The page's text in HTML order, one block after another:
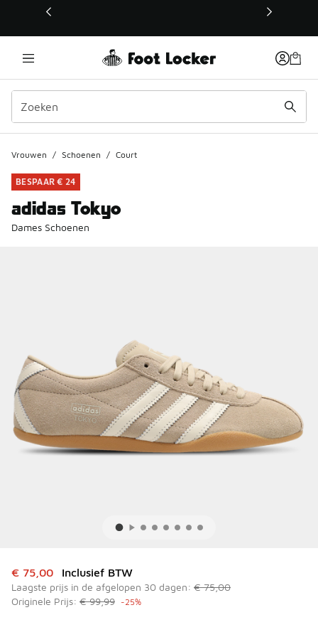
Deze link wordt geopend in een nieuw venster
Vrouwen / Schoenen / Court
BESPAAR € 24
adidas Tokyo
Dames Schoenen
Dit artikel is in de uitverkoop. Dit artikel is in de
€ 75,00 Inclusief BTW
Laagste prijs in de afgelopen 30 dagen: € 75,00
Originele Prijs: € 99,99 -25%